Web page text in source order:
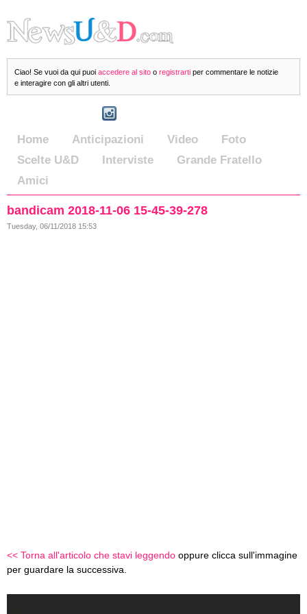
Ciao! Se vuoi da qui puoi accedere al sito o registrarti per commentare le notizie
e interagire con gli altri utenti.
Home Anticipazioni Video
Foto
Scelte U&D
Interviste
Grande Fratello
Amici
bandicam 2018-11-06 15-45-39-278
Tuesday, 06/11/2018 15:53
<< Torna all'articolo che stavi leggendo oppure clicca sull'immagine
per guardare la successiva.